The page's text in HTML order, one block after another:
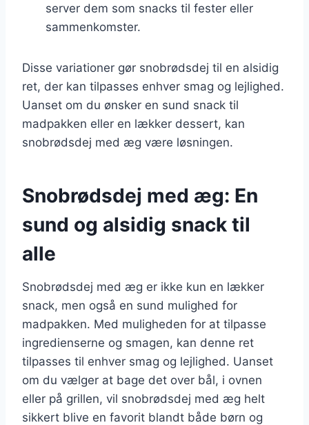
server dem som snacks til fester eller
sammenkomster.
Disse variationer gør snobrødsdej til en alsidig
ret, der kan tilpasses enhver smag og lejlighed.
Uanset om du ønsker en sund snack til
madpakken eller en lækker dessert, kan
snobrødsdej med æg være løsningen.
Snobrødsdej med æg: En
sund og alsidig snack til
alle
Snobrødsdej med æg er ikke kun en lækker
snack, men også en sund mulighed for
madpakken. Med muligheden for at tilpasse
ingredienserne og smagen, kan denne ret
tilpasses til enhver smag og lejlighed. Uanset
om du vælger at bage det over bål, i ovnen
eller på grillen, vil snobrødsdej med æg helt
sikkert blive en favorit blandt både børn og